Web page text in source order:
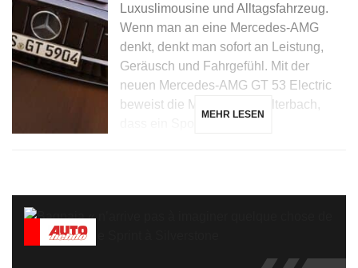
Luxuslimousine und Alltagsfahrzeug.
Wenn man an eine Mercedes-AMG
denkt, denkt man sofort an Leistung,
Geräusch und Fahrgefühl. Mit der
neuen Mercedes-AMG GT 53 Electric
beweist die Marke aus Affalterbach,
MEHR LESEN